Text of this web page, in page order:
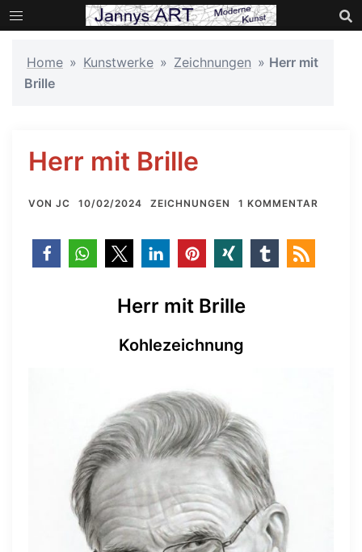
Zum
Inhalt
Home » Kunstwerke » Zeichnungen » Herr mit
Brille
Herr mit Brille
VON JC 10/02/2024 ZEICHNUNGEN 1 KOMMENTAR
Herr mit Brille
Kohlezeichnung